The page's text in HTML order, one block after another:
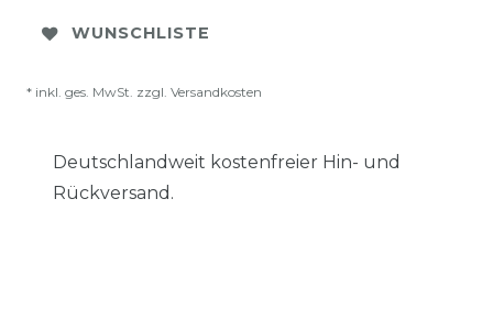
WUNSCHLISTE
* inkl. ges. MwSt. zzgl. Versandkosten
Deutschlandweit kostenfreier Hin- und
Rückversand.